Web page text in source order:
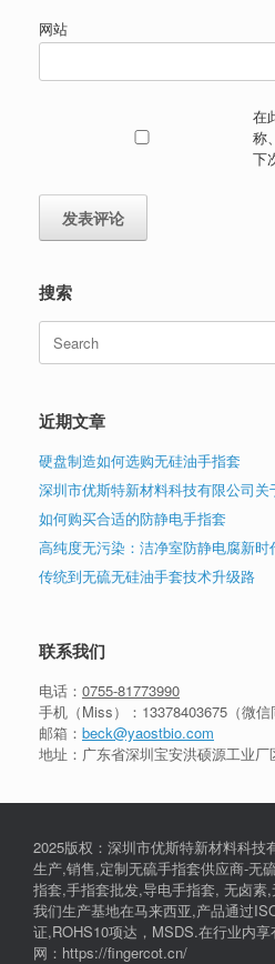
网站
在
称
下
搜索
Search
for:
近期文章
硬盘制造如何选购无硅油手指套
深圳市优斯特新材料科技有限公司
如何购买合适的防静电手指套
高纯度无污染：洁净室防静电腐新时
传统到无硫无硅油手套技术升级路
联系我们
电话： 0755-81773990
手机（Miss）： 13378403675 （微信
邮箱： beck@yaostbio.com
地址：广东省深圳宝安洪硕源工业厂
2025版权：深圳市优斯特新材料科技
生产,销售,定制无硫手指套供应商-无
指套,手指套批发,导电手指套, 无卤素
我们生产基地在马来西亚,产品通过
证,ROHS10项达，MSDS.在行业内
网：https://fingercot.cn/